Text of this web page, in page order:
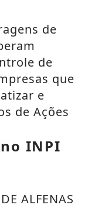
de
de
que
e
de Ações
INPI
ALFENAS